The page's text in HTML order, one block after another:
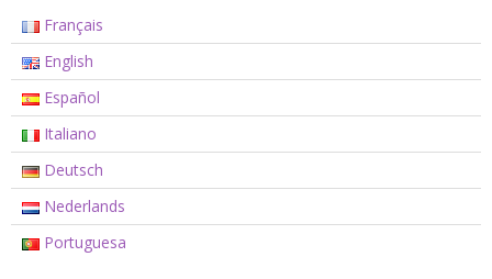
Français
English
Español
Italiano
Deutsch
Nederlands
Portuguesa